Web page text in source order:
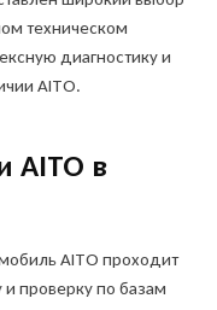
техническом
диагностику и
AITO.
AITO в
AITO проходит
проверку по базам